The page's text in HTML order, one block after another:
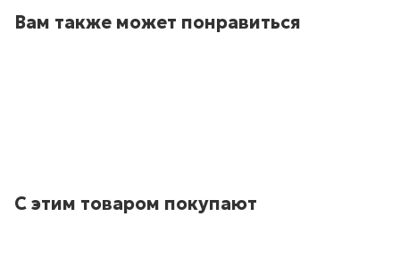
Вам также может понравиться
С этим товаром покупают